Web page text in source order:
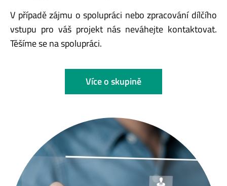
V případě zájmu o spolupráci nebo zpracování dílčího
vstupu pro váš projekt nás neváhejte kontaktovat.
Těšíme se na spolupráci.
Více o skupině